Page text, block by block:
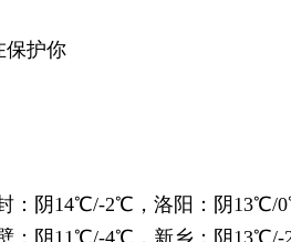
保护你
：阴14℃/-2℃，洛阳：阴13℃/
：阴11℃/-4℃，新乡：阴